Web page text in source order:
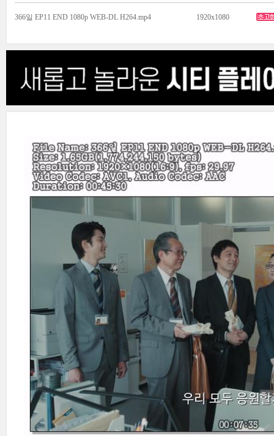
366일 EP11 END 1080p WEB-DL H264.mp4 1920x1080